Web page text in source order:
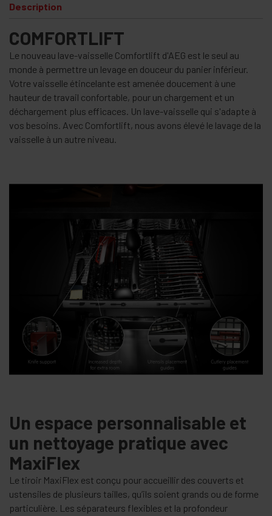
Description
COMFORTLIFT
Le nouveau lave-vaisselle Comfortlift d'AEG est le seul au
monde à permettre un levage en douceur du panier inférieur.
Votre vaisselle étincelante est amenée doucement à une
hauteur de travail confortable, pour un chargement et un
déchargement plus efficaces. Un lave-vaisselle qui s'adapte à
vos besoins. Avec Comfortlift, nous avons élevé le lavage de la
vaisselle à un autre niveau.
Un espace personnalisable et
un nettoyage pratique avec
MaxiFlex
Le tiroir MaxiFlex est conçu pour accueillir des couverts et
ustensiles de plusieurs tailles, qu’ils soient grands ou de forme
particulière. Les séparateurs flexibles et la profondeur